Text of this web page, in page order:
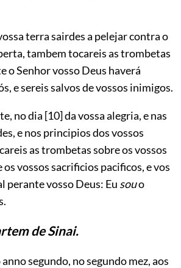
terra sairdes a pelejar contra o
tambem tocareis as trombetas
o Senhor vosso Deus haverá
e sereis salvos de vossos inimigos.
no dia [10]da vossa alegria, e nas
e nos principios dos vossos
as trombetas sobre os vossos
vossos sacrificios pacificos, e vos
perante vosso Deus: Eu souo
de Sinai.
segundo, no segundo mez, aos